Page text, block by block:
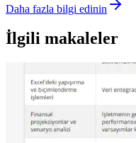
Daha fazla bilgi edinin
İlgili makaleler